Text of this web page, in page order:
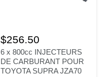
x
800cc
INJECTEURS
DE
CARBURANT
POUR
$256.50
6 x 800cc INJECTEURS
DE CARBURANT POUR
TOYOTA SUPRA JZA70